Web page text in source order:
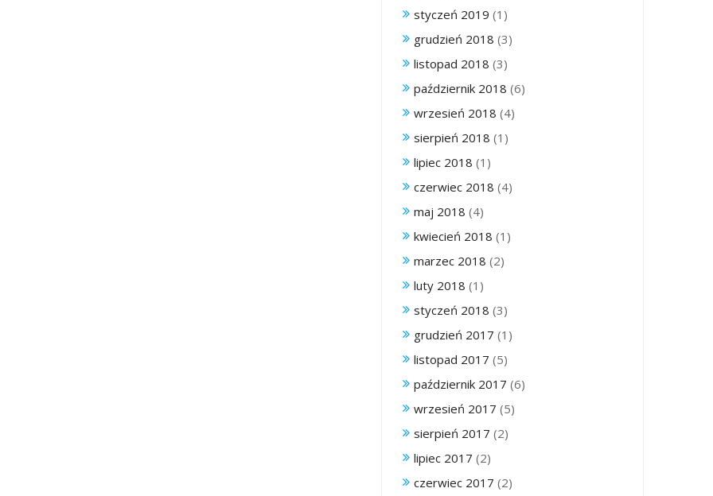
styczeń 2019 (1)
grudzień 2018 (3)
listopad 2018 (3)
październik 2018 (6)
wrzesień 2018 (4)
sierpień 2018 (1)
lipiec 2018 (1)
czerwiec 2018 (4)
maj 2018 (4)
kwiecień 2018 (1)
marzec 2018 (2)
luty 2018 (1)
styczeń 2018 (3)
grudzień 2017 (1)
listopad 2017 (5)
październik 2017 (6)
wrzesień 2017 (5)
sierpień 2017 (2)
lipiec 2017 (2)
czerwiec 2017 (2)